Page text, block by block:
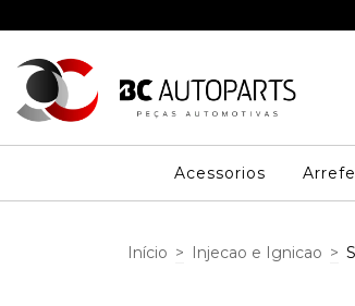
Acessorios
Início > Injecao e Ignicao >